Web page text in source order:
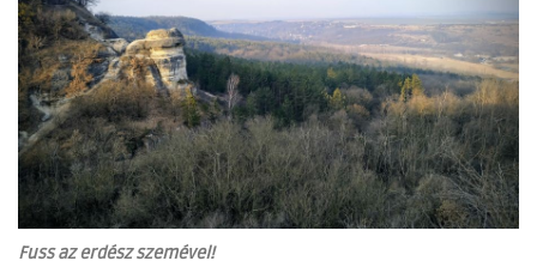
Fuss az erdész szemével!